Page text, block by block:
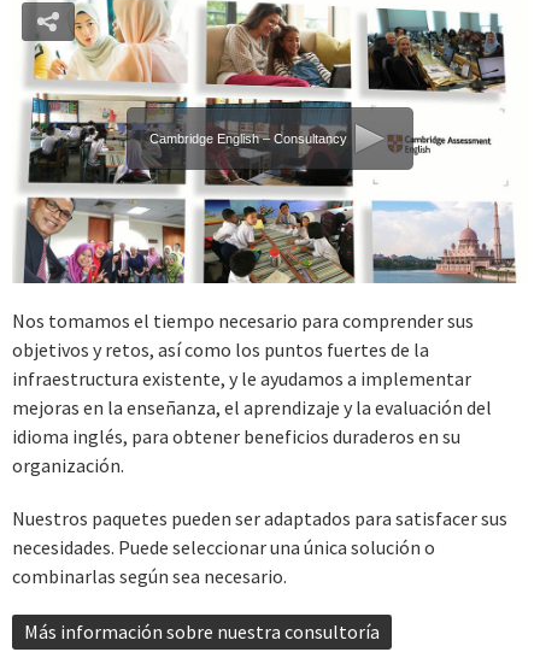
Cambridge English – Consultancy
Nos tomamos el tiempo necesario para comprender sus
objetivos y retos, así como los puntos fuertes de la
infraestructura existente, y le ayudamos a implementar
mejoras en la enseñanza, el aprendizaje y la evaluación del
idioma inglés, para obtener beneficios duraderos en su
organización.
Nuestros paquetes pueden ser adaptados para satisfacer sus
necesidades. Puede seleccionar una única solución o
combinarlas según sea necesario.
Más información sobre nuestra consultoría